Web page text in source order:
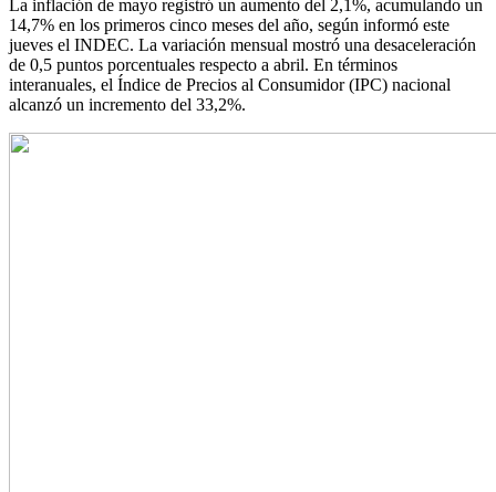
La inflación de mayo registró un aumento del 2,1%, acumulando un
14,7% en los primeros cinco meses del año, según informó este
jueves el INDEC. La variación mensual mostró una desaceleración
de 0,5 puntos porcentuales respecto a abril. En términos
interanuales, el Índice de Precios al Consumidor (IPC) nacional
alcanzó un incremento del 33,2%.